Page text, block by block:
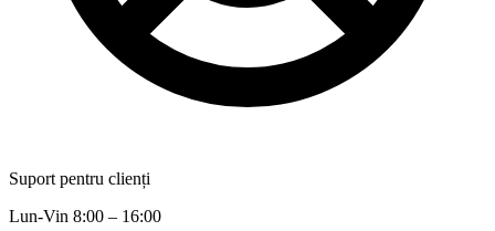
Suport pentru clienți
Lun-Vin 8:00 – 16:00